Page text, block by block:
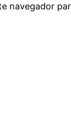
navegador